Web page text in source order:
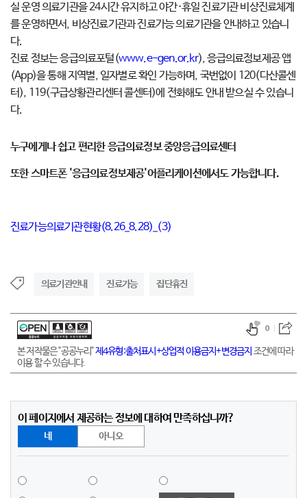
실 운영 의료기관을 24시간 유지하고 야간·휴일 진료기관 비상진료체계
를 운영하면서, 비상진료기관과 진료가능 의료기관을 안내하고 있습니
다.
진료 정보는 응급의료포털(www.e-gen.or.kr), 응급의료정보제공 앱
(App)을 통해 지역별, 일자별로 확인 가능하며, 국번없이 120(다산콜센
터), 119(구급상황관리센터 콜센터)에 전화해도 안내 받으실 수 있습니
다.
누구에게나 쉽고 편리한 응급의료정보 중앙응급의료센터
또한 스마트폰 '응급의료정보제공'어플리케이션에서도 가능합니다.
진료가능의료기관현황(8.26_8.28)_(3)
의료기관안내 진료가능 집단휴진
본 저작물은 "공공누리"제4유형:출처표시+상업적 이용금지+변경금지 조건에 따라
이용 할 수 있습니다.
0
이 페이지에서 제공하는 정보에 대하여 만족하십니까?
네 아니오